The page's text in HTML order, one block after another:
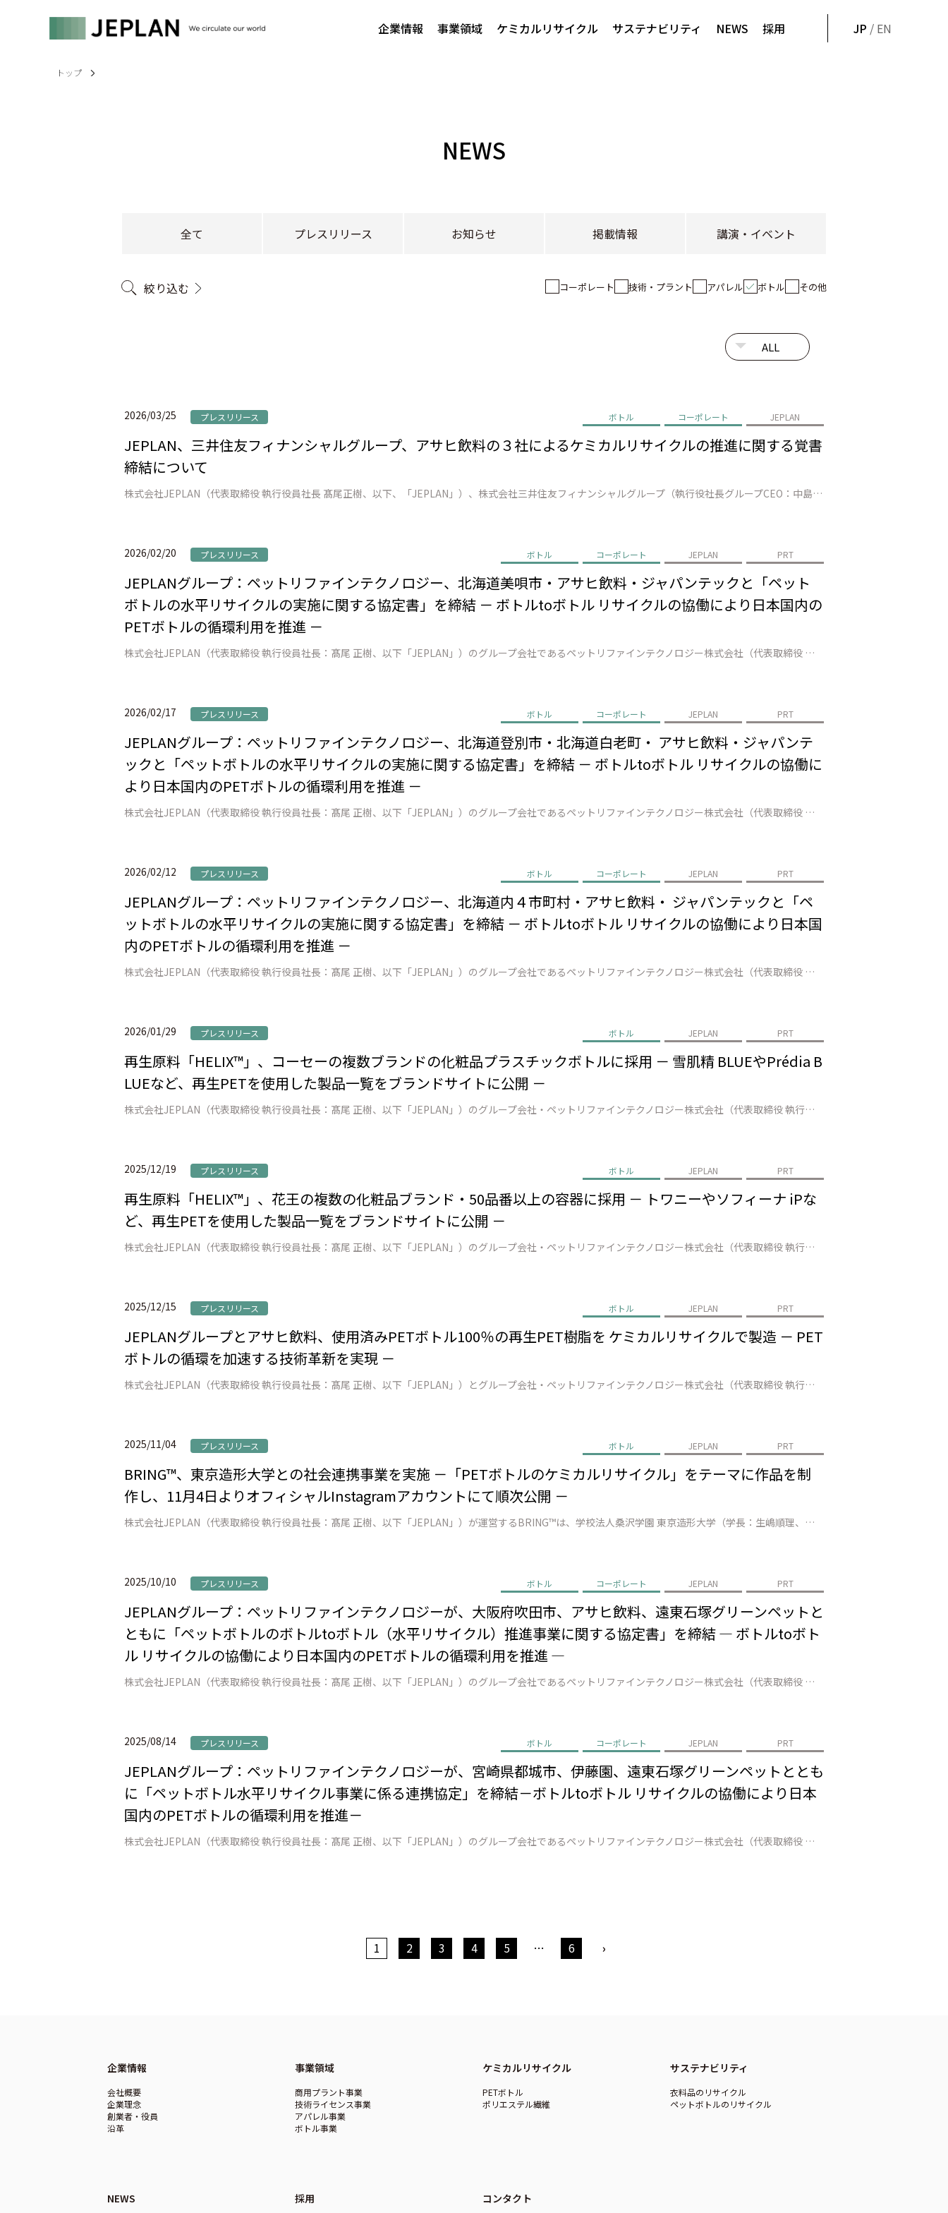
企業情報 事業領域 ケミカルリサイクル サステナビリティ NEWS 採用 JP / EN
トップ
NEWS
全て プレスリリース お知らせ 掲載情報 講演・イベント
絞り込む コーポレート 技術・プラント アパレル ボトル その他
2026/03/25 プレスリリース ボトル コーポレート JEPLAN
JEPLAN、三井住友フィナンシャルグループ、アサヒ飲料の３社によるケミカルリサイクルの推進に関する覚書
締結について
株式会社JEPLAN（代表取締役 執行役員社長 髙尾正樹、以下、「JEPLAN」）、株式会社三井住友フィナンシャルグループ（執行役社長グループCEO：中島 達、以下、グループを総称し「SMBCグループ」）、アサヒ飲料株式会社（代表取締役社長:近藤 佳代子、以下「アサヒ飲料」）は、ケミカルリサイクル事業の拡大に向けた協力…
2026/02/20 プレスリリース ボトル コーポレート JEPLAN PRT
JEPLANグループ：ペットリファインテクノロジー、北海道美唄市・アサヒ飲料・ジャパンテックと「ペット
ボトルの水平リサイクルの実施に関する協定書」を締結 － ボトルtoボトル リサイクルの協働により日本国内の
PETボトルの循環利用を推進 －
株式会社JEPLAN（代表取締役 執行役員社長：髙尾 正樹、以下「JEPLAN」）のグループ会社であるペットリファインテクノロジー株式会社（代表取締役 執行役員社長：伊賀 大悟、以下「ペットリファインテクノロジー」）は、美唄市（市長：桜井 恒）、アサヒ飲料株式会社（代表取締役社長：米女 太一、以下「アサヒ飲料」）、ジャ…
2026/02/17 プレスリリース ボトル コーポレート JEPLAN PRT
JEPLANグループ：ペットリファインテクノロジー、北海道登別市・北海道白老町・ アサヒ飲料・ジャパンテ
ックと「ペットボトルの水平リサイクルの実施に関する協定書」を締結 － ボトルtoボトル リサイクルの協働に
より日本国内のPETボトルの循環利用を推進 －
株式会社JEPLAN（代表取締役 執行役員社長：髙尾 正樹、以下「JEPLAN」）のグループ会社であるペットリファインテクノロジー株式会社（代表取締役 執行役員社長：伊賀 大悟、以下「ペットリファインテクノロジー」）は、登別市（市長：小笠原 春一）、白老町（町長：大塩 英男）、アサヒ飲料株式会社（代表取締役社長：米女 …
2026/02/12 プレスリリース ボトル コーポレート JEPLAN PRT
JEPLANグループ：ペットリファインテクノロジー、北海道内４市町村・アサヒ飲料・ ジャパンテックと「ペ
ットボトルの水平リサイクルの実施に関する協定書」を締結 － ボトルtoボトル リサイクルの協働により日本国
内のPETボトルの循環利用を推進 －
株式会社JEPLAN（代表取締役 執行役員社長：髙尾 正樹、以下「JEPLAN」）のグループ会社であるペットリファインテクノロジー株式会社（代表取締役 執行役員社長：伊賀 大悟、以下「ペットリファインテクノロジー」）は、中富良野町（町長：小松田 清）、富良野市（市長：北 猛俊）、南富良野町（町長：髙橋 秀樹）、占冠村（…
2026/01/29 プレスリリース ボトル JEPLAN PRT
再生原料「HELIX™」、コーセーの複数ブランドの化粧品プラスチックボトルに採用 － 雪肌精 BLUEやPrédia B
LUEなど、再生PETを使用した製品一覧をブランドサイトに公開 －
株式会社JEPLAN（代表取締役 執行役員社長：髙尾 正樹、以下「JEPLAN」）のグループ会社・ペットリファインテクノロジー株式会社（代表取締役 執行役員社長：伊賀 大悟、以下「ペットリファインテクノロジー」）が製造・販売する再生原料「HELIX™」は、株式会社コーセーホールディングス（代表取締役社長：小林 一俊、以…
2025/12/19 プレスリリース ボトル JEPLAN PRT
再生原料「HELIX™」、花王の複数の化粧品ブランド・50品番以上の容器に採用 － トワニーやソフィーナ iPな
ど、再生PETを使用した製品一覧をブランドサイトに公開 －
株式会社JEPLAN（代表取締役 執行役員社長：髙尾 正樹、以下「JEPLAN」）のグループ会社・ペットリファインテクノロジー株式会社（代表取締役 執行役員社長：伊賀 大悟、以下「ペットリファインテクノロジー」）が製造・販売する再生原料「HELIX™」は、花王株式会社（代表取締役 社長執行役員：長谷部 佳宏、以下「花王…
2025/12/15 プレスリリース ボトル JEPLAN PRT
JEPLANグループとアサヒ飲料、使用済みPETボトル100％の再生PET樹脂を ケミカルリサイクルで製造 － PET
ボトルの循環を加速する技術革新を実現 －
株式会社JEPLAN（代表取締役 執行役員社長：髙尾 正樹、以下「JEPLAN」）とグループ会社・ペットリファインテクノロジー株式会社（代表取締役 執行役員社長：伊賀 大悟、以下「ペットリファインテクノロジー」）、アサヒ飲料株式会社（社長：米女 太一、以下「アサヒ飲料」）の3社は、循環型社会の実現に向けて、石油由来原料…
2025/11/04 プレスリリース ボトル JEPLAN PRT
BRING™、東京造形大学との社会連携事業を実施 －「PETボトルのケミカルリサイクル」をテーマに作品を制
作し、11月4日よりオフィシャルInstagramアカウントにて順次公開 －
株式会社JEPLAN（代表取締役 執行役員社長：髙尾 正樹、以下「JEPLAN」）が運営するBRING™は、学校法人桑沢学園 東京造形大学（学長：生嶋順理、以下「東京造形大学」）細谷誠ゼミナールと連携し、社会連携事業の一環として、「PETボトルのケミカルリサイクル」をテーマに、映像作品や絵本、インスタレーションなどの様…
2025/10/10 プレスリリース ボトル コーポレート JEPLAN PRT
JEPLANグループ：ペットリファインテクノロジーが、大阪府吹田市、アサヒ飲料、遠東石塚グリーンペットと
ともに「ペットボトルのボトルtoボトル（水平リサイクル）推進事業に関する協定書」を締結 ― ボトルtoボト
ル リサイクルの協働により日本国内のPETボトルの循環利用を推進 ―
株式会社JEPLAN（代表取締役 執行役員社長：髙尾 正樹、以下「JEPLAN」）のグループ会社であるペットリファインテクノロジー株式会社（代表取締役 執行役員社長：伊賀 大悟、以下「ペットリファインテクノロジー」）は、大阪府吹田市（市長：後藤 圭二）、アサヒ飲料株式会社（代表取締役社長：米女 太一、以下「アサヒ飲料」…
2025/08/14 プレスリリース ボトル コーポレート JEPLAN PRT
JEPLANグループ：ペットリファインテクノロジーが、宮崎県都城市、伊藤園、遠東石塚グリーンペットととも
に「ペットボトル水平リサイクル事業に係る連携協定」を締結－ボトルtoボトル リサイクルの協働により日本
国内のPETボトルの循環利用を推進－
株式会社JEPLAN（代表取締役 執行役員社長：髙尾 正樹、以下「JEPLAN」）のグループ会社であるペットリファインテクノロジー株式会社（代表取締役 執行役員社長：伊賀 大悟、以下「ペットリファインテクノロジー」）は、宮崎県都城市（市長：池田 宜永）、株式会社伊藤園（代表取締役社長 執行役員：本庄 大介、以下「伊藤園…
1 2 3 4 5 … 6 ›
企業情報
会社概要
企業理念
創業者・役員
沿革
事業領域
商用プラント事業
技術ライセンス事業
アパレル事業
ボトル事業
ケミカルリサイクル
PETボトル
ポリエステル繊維
サステナビリティ
衣料品のリサイクル
ペットボトルのリサイクル
NEWS 採用 コンタクト